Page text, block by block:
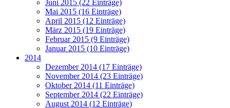
Juni 2015 (22 Einträge)
Mai 2015 (16 Einträge)
April 2015 (12 Einträge)
März 2015 (19 Einträge)
Februar 2015 (9 Einträge)
Januar 2015 (10 Einträge)
2014
Dezember 2014 (17 Einträge)
November 2014 (23 Einträge)
Oktober 2014 (11 Einträge)
September 2014 (22 Einträge)
August 2014 (12 Einträge)